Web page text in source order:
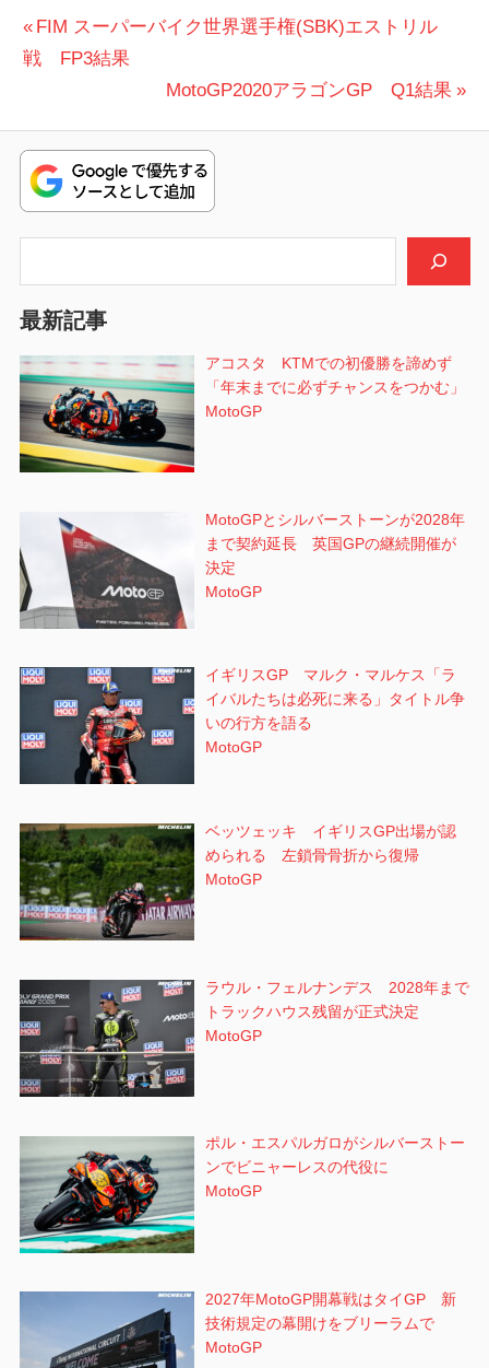
投
稿
ビ
ゲ
ー
シ
ョ
ン
前
の
FIM スーパーバイク世界選手権(SBK)エストリル
戦 FP3結果
次
投
稿:
MotoGP2020アラゴンGP Q1結果
最新記事
アコスタ KTMでの初優勝を諦めず
「年末までに必ずチャンスをつかむ」
MotoGP
MotoGPとシルバーストーンが2028年
まで契約延長 英国GPの継続開催が
決定
MotoGP
イギリスGP マルク・マルケス「ラ
イバルたちは必死に来る」タイトル争
いの行方を語る
MotoGP
ベッツェッキ イギリスGP出場が認
められる 左鎖骨骨折から復帰
MotoGP
ラウル・フェルナンデス 2028年まで
トラックハウス残留が正式決定
MotoGP
ポル・エスパルガロがシルバーストー
ンでビニャーレスの代役に
MotoGP
2027年MotoGP開幕戦はタイGP 新
技術規定の幕開けをブリーラムで
MotoGP